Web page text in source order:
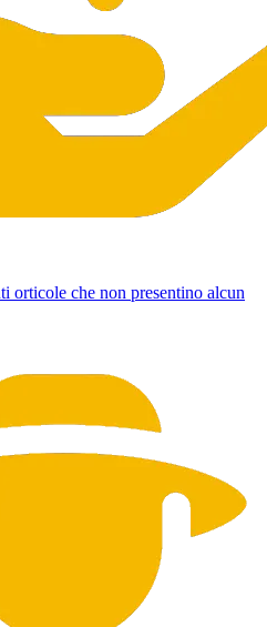
orticole che non presentino alcun